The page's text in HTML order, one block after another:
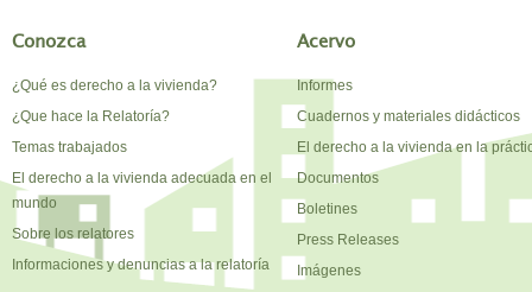
Conozca
¿Qué es derecho a la vivienda?
¿Que hace la Relatoría?
Temas trabajados
El derecho a la vivienda adecuada en el
mundo
Sobre los relatores
Informaciones y denuncias a la relatoría
Acervo
Informes
Cuadernos y materiales didácticos
El derecho a la vivienda en la
Documentos
Boletines
Press Releases
Imágenes